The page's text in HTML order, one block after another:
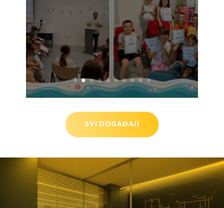
programa „Mići poduzetnici”, koji je i ove
godine izazvao...
Više
SVI DOGAĐAJI